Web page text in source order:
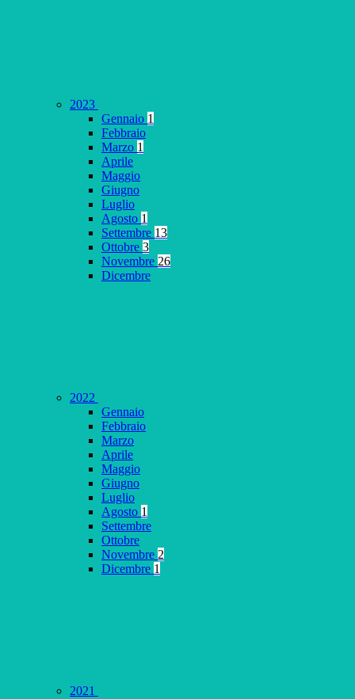
2023
Gennaio 1
Febbraio
Marzo 1
Aprile
Maggio
Giugno
Luglio
Agosto 1
Settembre 13
Ottobre 3
Novembre 26
Dicembre
2022
Gennaio
Febbraio
Marzo
Aprile
Maggio
Giugno
Luglio
Agosto 1
Settembre
Ottobre
Novembre 2
Dicembre 1
2021